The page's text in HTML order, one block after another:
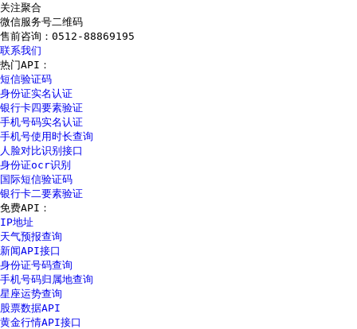
关注聚合
微信服务号二维码
售前咨询： 0512-88869195
联系我们
热门API：
短信验证码
身份证实名认证
银行卡四要素验证
手机号码实名认证
手机号使用时长查询
人脸对比识别接口
身份证ocr识别
国际短信验证码
银行卡二要素验证
免费API：
IP地址
天气预报查询
新闻API接口
身份证号码查询
手机号码归属地查询
星座运势查询
股票数据API
黄金行情API接口